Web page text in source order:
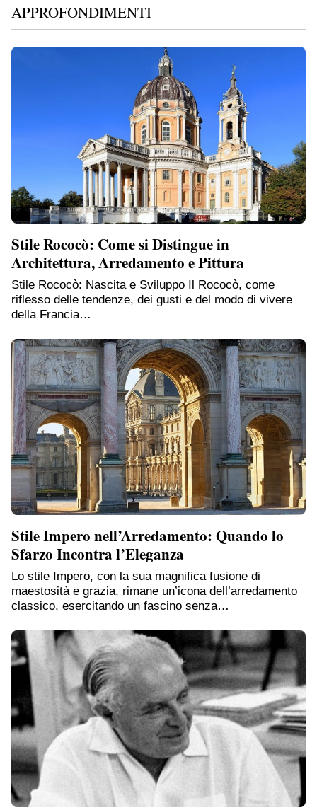
APPROFONDIMENTI
Stile Rococò: Come si Distingue in
Architettura, Arredamento e Pittura
Stile Rococò: Nascita e Sviluppo Il Rococò, come
riflesso delle tendenze, dei gusti e del modo di vivere
della Francia…
Stile Impero nell’Arredamento: Quando lo
Sfarzo Incontra l’Eleganza
Lo stile Impero, con la sua magnifica fusione di
maestosità e grazia, rimane un’icona dell’arredamento
classico, esercitando un fascino senza…